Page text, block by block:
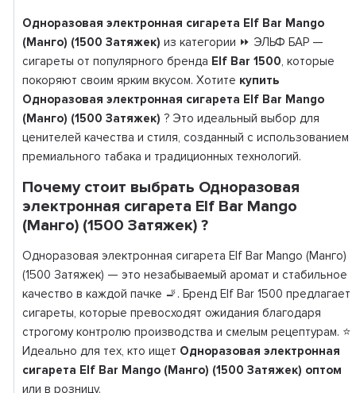
Одноразовая электронная сигарета Elf Bar Mango
(Манго) (1500 Затяжек) из категории ⏩ ЭЛЬФ БАР —
сигареты от популярного бренда Elf Bar 1500, которые
покоряют своим ярким вкусом. Хотите купить
Одноразовая электронная сигарета Elf Bar Mango
(Манго) (1500 Затяжек) ? Это идеальный выбор для
ценителей качества и стиля, созданный с использованием
премиального табака и традиционных технологий.
Почему стоит выбрать Одноразовая
электронная сигарета Elf Bar Mango
(Манго) (1500 Затяжек) ?
Одноразовая электронная сигарета Elf Bar Mango (Манго)
(1500 Затяжек) — это незабываемый аромат и стабильное
качество в каждой пачке 🚬. Бренд Elf Bar 1500 предлагает
сигареты, которые превосходят ожидания благодаря
строгому контролю производства и смелым рецептурам. ⭐
Идеально для тех, кто ищет Одноразовая электронная
сигарета Elf Bar Mango (Манго) (1500 Затяжек) оптом
или в розницу.